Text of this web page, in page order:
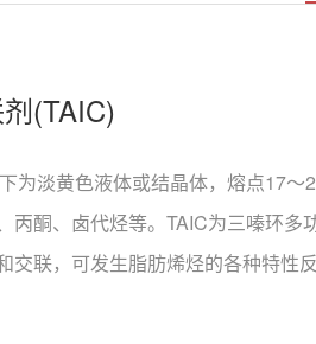
(TAIC)
为淡黄色液体或结晶体，熔点17
丙酮、卤代烃等。TAIC为三嗪环
交联，可发生脂肪烯烃的各种特性